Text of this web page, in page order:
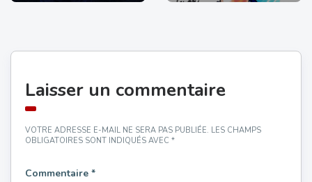
Laisser un commentaire
VOTRE ADRESSE E-MAIL NE SERA PAS PUBLIÉE. LES CHAMPS
OBLIGATOIRES SONT INDIQUÉS AVEC *
Commentaire *